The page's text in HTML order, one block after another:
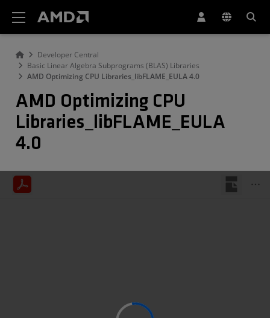
Developer Central
Basic Linear Algebra Subprograms (BLAS) Libraries
AMD Optimizing CPU Libraries_libFLAME_EULA 4.0
AMD Optimizing CPU
Libraries_libFLAME_EULA
4.0